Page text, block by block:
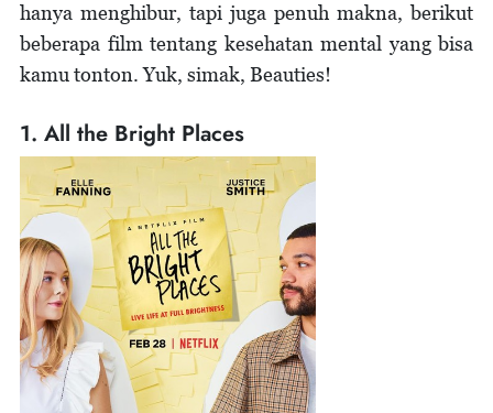
hanya menghibur, tapi juga penuh makna, berikut
beberapa film tentang kesehatan mental yang bisa
kamu tonton. Yuk, simak, Beauties!
1. All the Bright Places